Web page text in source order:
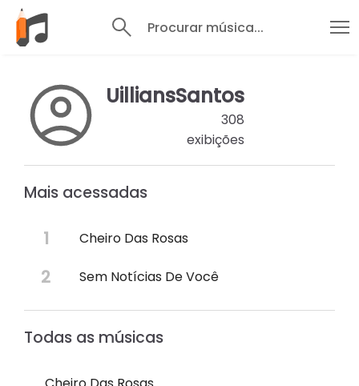
Procurar música...
UilliansSantos
308
exibições
Mais acessadas
Cheiro Das Rosas
Sem Notícias De Você
Todas as músicas